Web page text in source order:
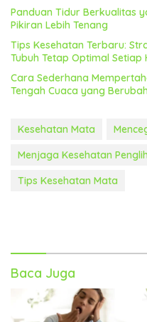
Panduan Tidur Berkualitas
Pikiran Lebih Tenang
Tips Kesehatan Terbaru:
Tubuh Tetap Optimal Setiap
Cara Sederhana
Tengah Cuaca yang Berubah
Kesehatan Mata
Menjaga Kesehatan
Tips Kesehatan Mata
Baca Juga